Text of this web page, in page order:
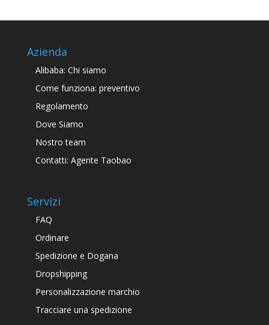
Azienda
Alibaba: Chi siamo
Come funziona: preventivo
Regolamento
Dove Siamo
Nostro team
Contatti: Agente Taobao
Servizi
FAQ
Ordinare
Spedizione e Dogana
Dropshipping
Personalizzazione marchio
Tracciare una spedizione